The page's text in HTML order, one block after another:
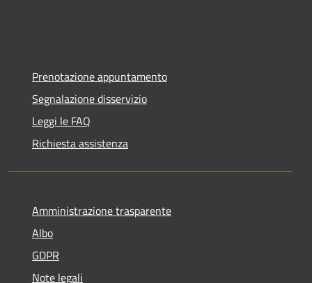
Prenotazione appuntamento
Segnalazione disservizio
Leggi le FAQ
Richiesta assistenza
Amministrazione trasparente
Albo
GDPR
Note legali